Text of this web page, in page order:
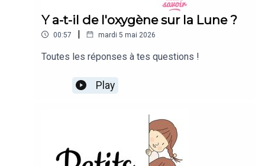
Y a-t-il de l'oxygène sur la Lune ?
00:57 | mardi 5 mai 2026
Toutes les réponses à tes questions !
Play